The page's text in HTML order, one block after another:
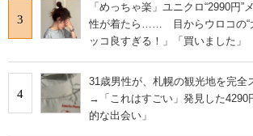
3
「めっちゃ楽」ユニクロ“2990円”
性が着たら…… 目からウロコの“
ッコ良すぎる！」「買いました」
4
31歳男性が、札幌の観光地を完全
→「これはすごい」発見した4290
的な出会い」